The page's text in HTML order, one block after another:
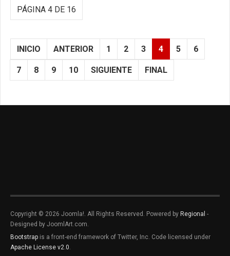
PÁGINA 4 DE 16
INICIO ANTERIOR 1 2 3 4 5 6
7 8 9 10 SIGUIENTE FINAL
Copyright © 2026 Joomla!. All Rights Reserved. Powered by Regional -
Designed by JoomlArt.com.
Bootstrap is a front-end framework of Twitter, Inc. Code licensed under
Apache License v2.0.